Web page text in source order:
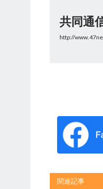
共同通
http://
関連記事